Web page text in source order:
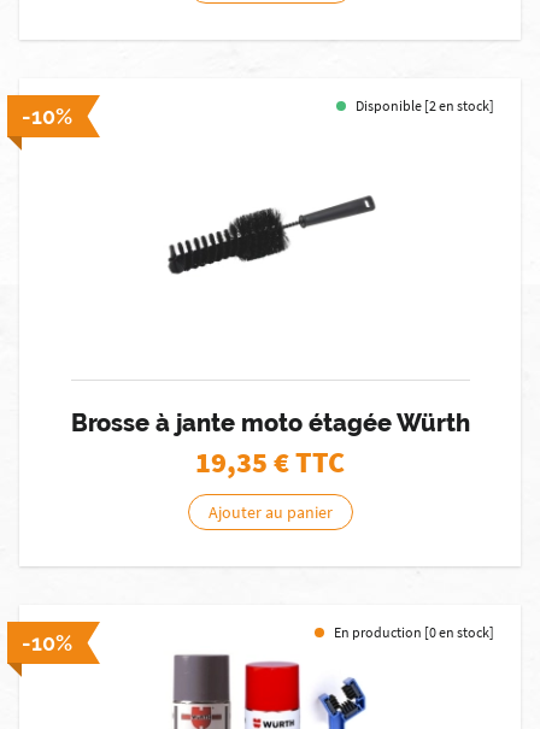
-10% Disponible [2 en stock]
Brosse à jante moto étagée Würth
19,35€ TTC
Ajouter au panier
-10% En production [0 en stock]